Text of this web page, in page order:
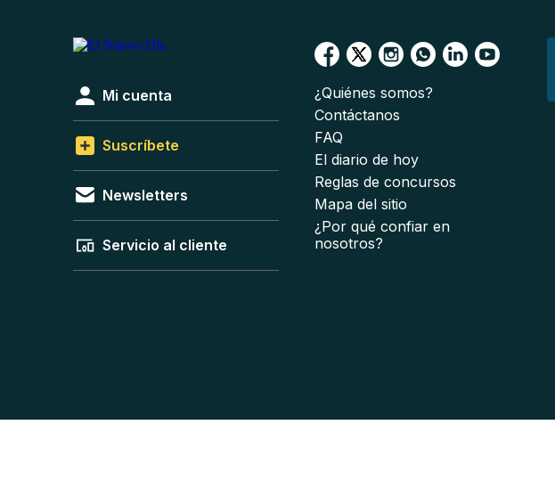
Mi cuenta
Suscríbete
Newsletters
Servicio al cliente
¿Quiénes somos?
Contáctanos
FAQ
El diario de hoy
Reglas de concursos
Mapa del sitio
¿Por qué confiar en
nosotros?